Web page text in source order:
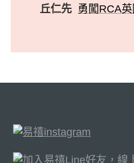
丘仁先 勇闖RCA